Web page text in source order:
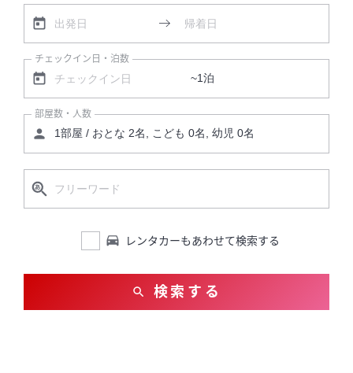
チェックイン日・泊数
部屋数・人数
レンタカーもあわせて検索する
検索する